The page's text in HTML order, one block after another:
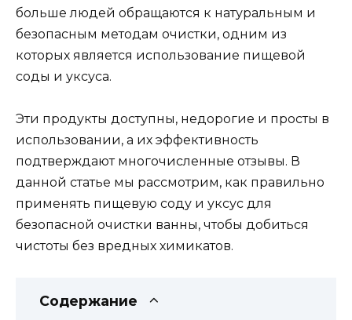
больше людей обращаются к натуральным и
безопасным методам очистки, одним из
которых является использование пищевой
соды и уксуса.
Эти продукты доступны, недорогие и просты в
использовании, а их эффективность
подтверждают многочисленные отзывы. В
данной статье мы рассмотрим, как правильно
применять пищевую соду и уксус для
безопасной очистки ванны, чтобы добиться
чистоты без вредных химикатов.
Содержание